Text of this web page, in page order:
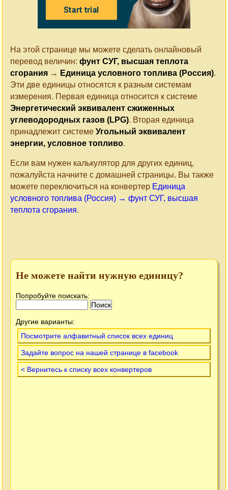
На этой странице мы можете сделать онлайновый
перевод величин: фунт СУГ, высшая теплота
сгорания → Единица условного топлива (Россия).
Эти две единицы относятся к разным системам
измерения. Первая единица относится к системе
Энергетический эквивалент сжиженных
углеводородных газов (LPG). Вторая единица
принадлежит системе Угольный эквивалент
энергии, условное топливо.
Если вам нужен калькулятор для других единиц,
пожалуйста начните с домашней страницы. Вы также
можете переключиться на конвертер Единица
условного топлива (Россия) → фунт СУГ, высшая
теплота сгорания.
Не можете найти нужную единицу?
Попробуйте поискать:
Другие варианты:
Посмотрите алфавитный список всех единиц
Задайте вопрос на нашей странице в facebook
< Вернитесь к списку всех конвертеров